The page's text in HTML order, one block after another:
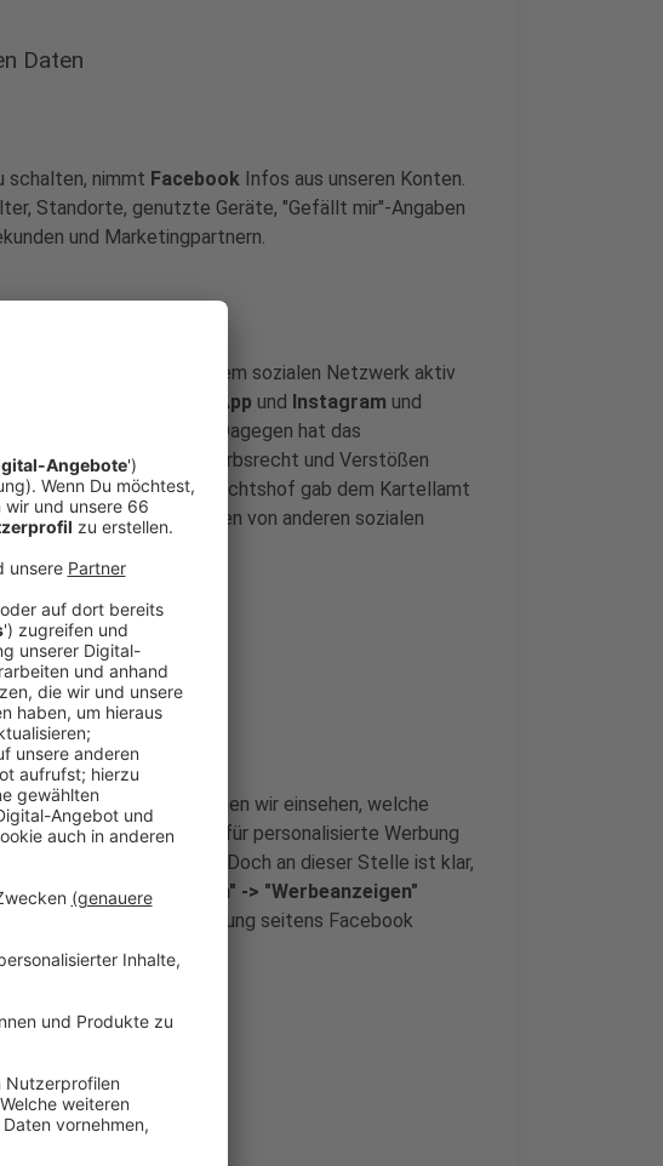
Daten
schalten, nimmt Facebook Infos aus unseren Konten.
Standorte, genutzte Geräte, "Gefällt mir"-Angaben
und Marketingpartnern.
Denn wer bei dem sozialen Netzwerk aktiv
WhatsApp und Instagram und
werden. Dagegen hat das
wegen Wettbewerbsrecht und Verstößen
(DSGVO). Der Bundesgerichtshof gab dem Kartellamt
bei der Nutzung der Daten von anderen sozialen
Informationen"
können wir einsehen, welche
und dann demnach für personalisierte Werbung
zumindest entfernen. Doch an dieser Stelle ist klar,
will. Unter"Einstellungen" -> "Werbeanzeigen"
personalisierte Werbung seitens Facebook
und nutzt